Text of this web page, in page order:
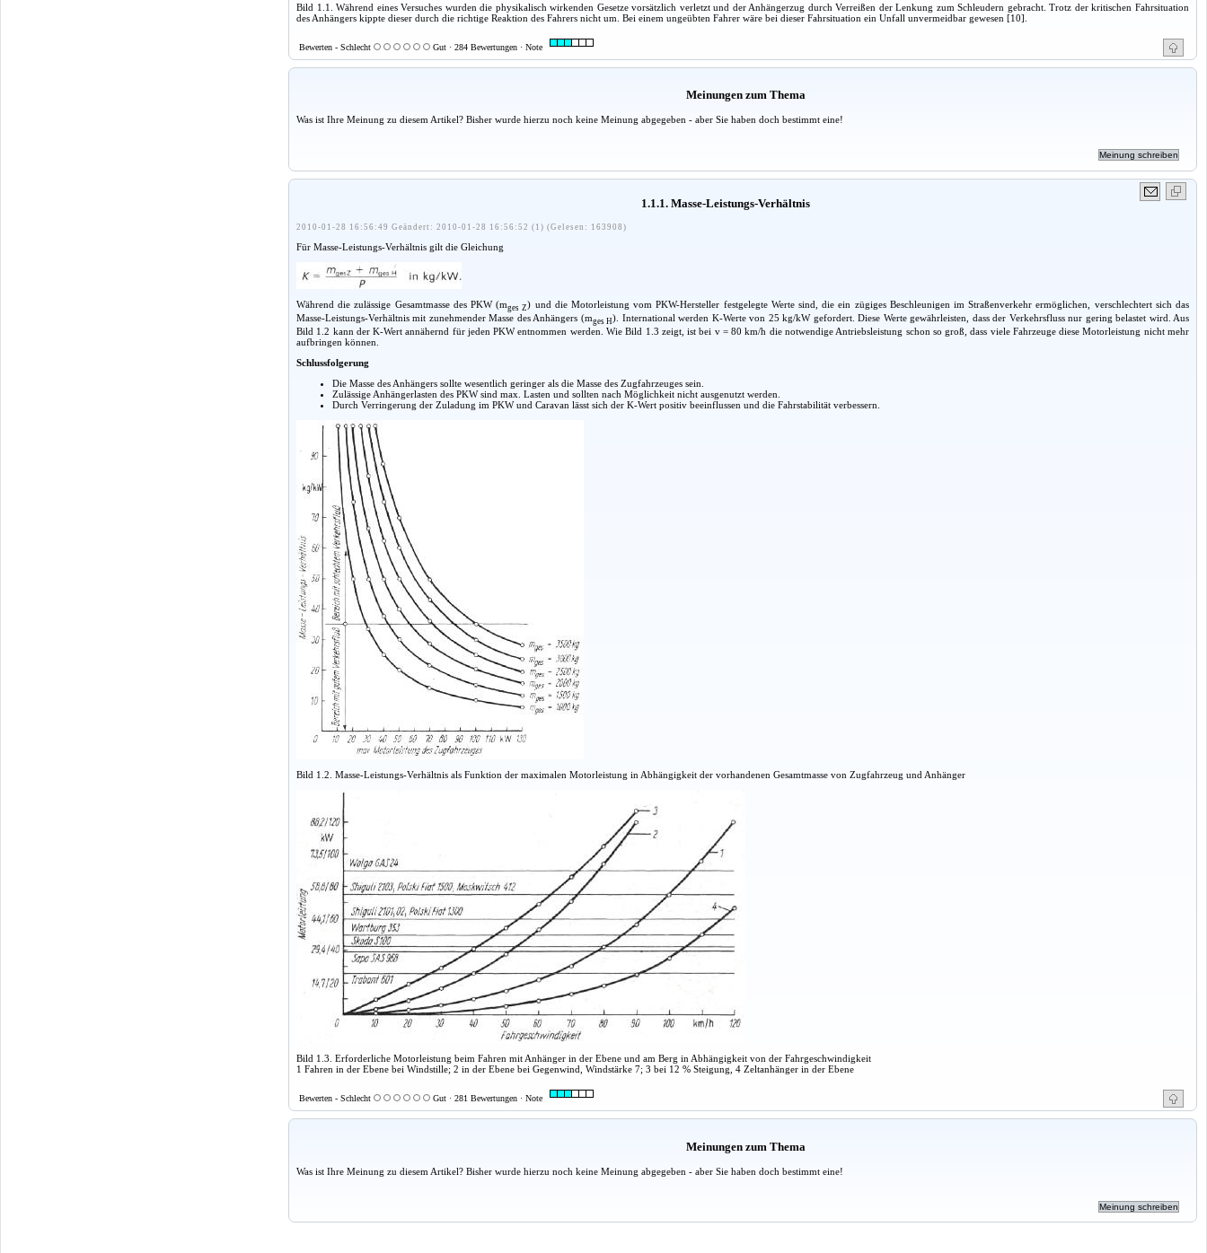
Bild 1.1. Während eines Versuches wurden die physikalisch wirkenden Gesetze vorsätzlich verletzt und der Anhängerzug durch Verreißen der Lenkung zum Schleudern gebracht. Trotz der kritischen Fahrsituation
des Anhängers kippte dieser durch die richtige Reaktion des Fahrers nicht um. Bei einem ungeübten Fahrer wäre bei dieser Fahrsituation ein Unfall unvermeidbar gewesen [10].
Bewerten - Schlecht Gut · 284 Bewertungen · Note
Meinungen zum Thema
Was ist Ihre Meinung zu diesem Artikel? Bisher wurde hierzu noch keine Meinung abgegeben - aber Sie haben doch bestimmt eine!
1.1.1. Masse-Leistungs-Verhältnis
2010-01-28 16:56:49 Geändert: 2010-01-28 16:56:52 (1) (Gelesen: 163908)
Für Masse-Leistungs-Verhältnis gilt die Gleichung
Während die zulässige Gesamtmasse des PKW (mges Z) und die Motorleistung vom PKW-Hersteller festgelegte Werte sind, die ein zügiges Beschleunigen im Straßenverkehr ermöglichen, verschlechtert sich das
Masse-Leistungs-Verhältnis mit zunehmender Masse des Anhängers (mges H). International werden K-Werte von 25 kg/kW gefordert. Diese Werte gewährleisten, dass der Verkehrsfluss nur gering belastet wird. Aus
Bild 1.2 kann der K-Wert annähernd für jeden PKW entnommen werden. Wie Bild 1.3 zeigt, ist bei v = 80 km/h die notwendige Antriebsleistung schon so groß, dass viele Fahrzeuge diese Motorleistung nicht mehr
aufbringen können.
Schlussfolgerung
Die Masse des Anhängers sollte wesentlich geringer als die Masse des Zugfahrzeuges sein.
Zulässige Anhängerlasten des PKW sind max. Lasten und sollten nach Möglichkeit nicht ausgenutzt werden.
Durch Verringerung der Zuladung im PKW und Caravan lässt sich der K-Wert positiv beeinflussen und die Fahrstabilität verbessern.
Bild 1.2. Masse-Leistungs-Verhältnis als Funktion der maximalen Motorleistung in Abhängigkeit der vorhandenen Gesamtmasse von Zugfahrzeug und Anhänger
Bild 1.3. Erforderliche Motorleistung beim Fahren mit Anhänger in der Ebene und am Berg in Abhängigkeit von der Fahrgeschwindigkeit
1 Fahren in der Ebene bei Windstille; 2 in der Ebene bei Gegenwind, Windstärke 7; 3 bei 12 % Steigung, 4 Zeltanhänger in der Ebene
Bewerten - Schlecht Gut · 281 Bewertungen · Note
Meinungen zum Thema
Was ist Ihre Meinung zu diesem Artikel? Bisher wurde hierzu noch keine Meinung abgegeben - aber Sie haben doch bestimmt eine!